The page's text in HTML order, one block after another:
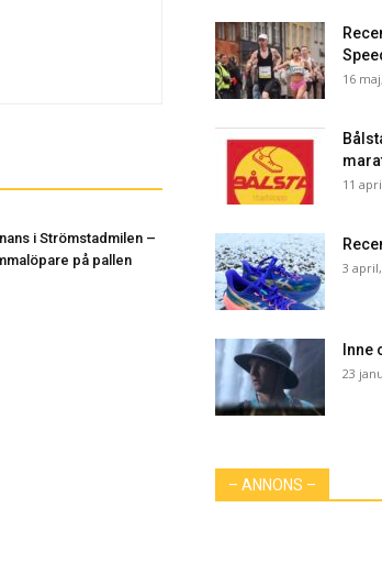
i Strömstadmilen –
på pallen
16
11
3
Inne
23
– ANNONS –